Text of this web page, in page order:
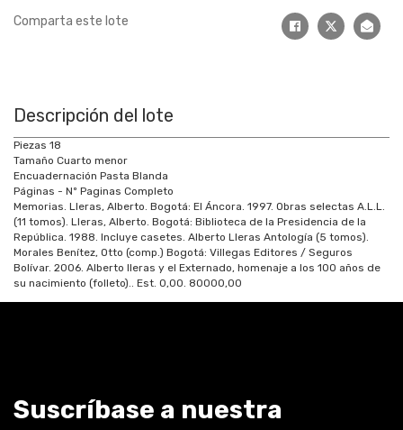
Comparta este lote
Descripción del lote
Piezas 18
Tamaño Cuarto menor
Encuadernación Pasta Blanda
Páginas - Nº Paginas Completo
Memorias. Lleras, Alberto. Bogotá: El Áncora. 1997. Obras selectas A.L.L.
(11 tomos). Lleras, Alberto. Bogotá: Biblioteca de la Presidencia de la
República. 1988. Incluye casetes. Alberto Lleras Antología (5 tomos).
Morales Benítez, Otto (comp.) Bogotá: Villegas Editores / Seguros
Bolívar. 2006. Alberto lleras y el Externado, homenaje a los 100 años de
su nacimiento (folleto).. Est. 0,00. 80000,00
Suscríbase a nuestra